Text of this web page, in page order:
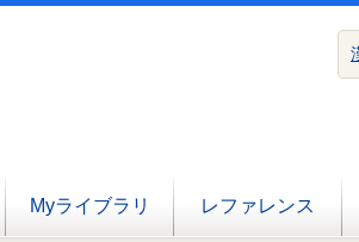
Myライブラリ レファレンス